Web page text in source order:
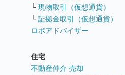
└ 現物取引（仮想通貨）
└ 証拠金取引（仮想通貨）
ロボアドバイザー
住宅
不動産仲介 売却